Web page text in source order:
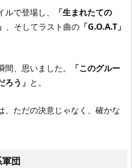
で登場し、
「生まれたての
、そしてラスト曲の 「G.O.A.T」
、思いました。
「このグルー
う」 と。
、ただの決意じゃなく、確かな
団